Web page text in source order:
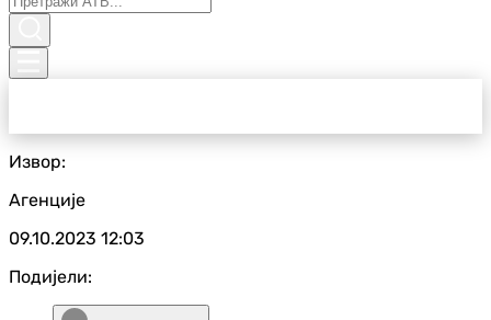
Извор:
Агенције
09.10.2023 12:03
Подијели: